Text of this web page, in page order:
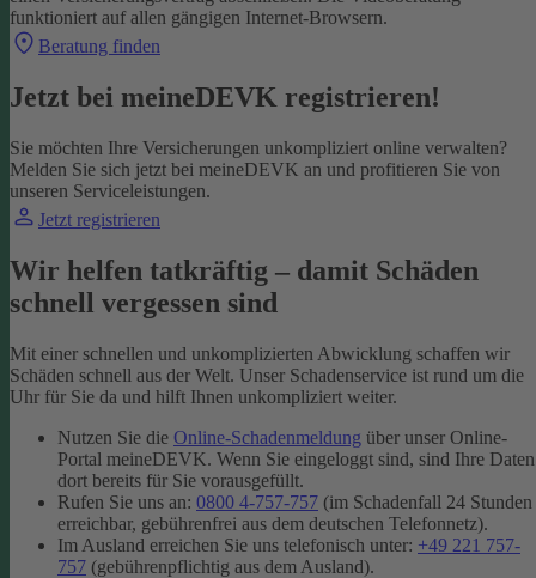
funktioniert auf allen gängigen Internet-Browsern.
Beratung finden
Jetzt bei meineDEVK registrieren!
Sie möchten Ihre Versicherungen unkompliziert online verwalten?
Melden Sie sich jetzt bei meineDEVK an und profitieren Sie von
unseren Serviceleistungen.
Jetzt registrieren
Wir helfen tatkräftig – damit Schäden
schnell vergessen sind
Mit einer schnellen und unkomplizierten Abwicklung schaffen wir
Schäden schnell aus der Welt. Unser Schadenservice ist rund um die
Uhr für Sie da und hilft Ihnen unkompliziert weiter.
Nutzen Sie die Online-Schadenmeldung über unser Online-
Portal meineDEVK. Wenn Sie eingeloggt sind, sind Ihre Daten
dort bereits für Sie vorausgefüllt.
Rufen Sie uns an: 0800 4-757-757 (im Schadenfall 24 Stunden
erreichbar, gebührenfrei aus dem deutschen Telefonnetz).
Im Ausland erreichen Sie uns telefonisch unter: +49 221 757-
757 (gebührenpflichtig aus dem Ausland).